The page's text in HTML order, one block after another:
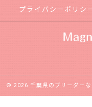
プライバシーポリシ
© 2026 千葉県のブリーダー